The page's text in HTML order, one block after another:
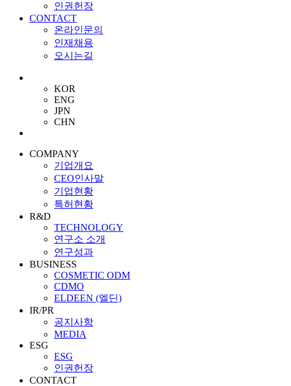
인권헌장
CONTACT
온라인문의
인재채용
오시는길
KOR
ENG
JPN
CHN
COMPANY
기업개요
CEO인사말
기업현황
특허현황
R&D
TECHNOLOGY
연구소 소개
연구성과
BUSINESS
COSMETIC ODM
CDMO
ELDEEN (엘딘)
IR/PR
공지사항
MEDIA
ESG
ESG
인권헌장
CONTACT